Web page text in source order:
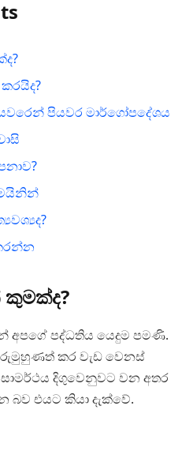
පියවර මාර්ගෝපදේශය
අපගේ පද්ධතිය යෙදුම පමණි.
කර වැඩ වෙනස්
දිගුවෙනුවට වන අතර
බව එයට කියා දැක්වේ.